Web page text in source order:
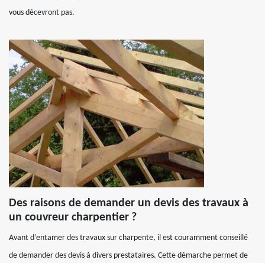
vous décevront pas.
Des raisons de demander un devis des travaux à
un couvreur charpentier ?
Avant d’entamer des travaux sur charpente, il est couramment conseillé
de demander des devis à divers prestataires. Cette démarche permet de